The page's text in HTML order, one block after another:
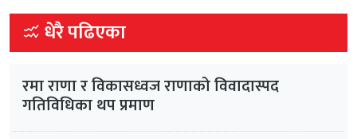
धेरै पढिएका
रमा राणा र विकासध्वज राणाको विवादास्पद
गतिविधिका थप प्रमाण